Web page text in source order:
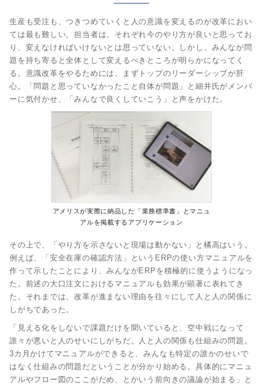
生産も受注も、つきつめていくと人の意識を変えるのが改革におい
ては最も難しい。担当者は、それぞれ今のやり方が良いと思ってお
り、変えなければいけないとは思っていない。しかし、みんなが問
題を持ち寄ると全体として変えるべきところが明らかになってく
る。意識改革をやるためには、まずトップのリーダーシップが肝
心。「問題と思っていなかったこと自体が問題」と細井氏がメンバ
ーに気付かせ、「みんなで良くしていこう」と声をかけた。
アメリスが実際に納品した「業務標準書」とマニュ
アルを掲載するアプリケーション
その上で、「やり方を示さないと現場は動かない」と橘高はいう。
例えば、「安全在庫の確認方法」というERPの使い方マニュアルを
作って示したことにより、みんながERPを積極的に使うようになっ
た。前述の大口注文におけるマニュアルも効果が顕著に表れてき
た。それまでは、改革が進まない理由を往々にして人と人の関係に
しがちであった。
「見える化をしないで課題だけを聞いていると、空中戦になって
誰々が悪いと人のせいにしがちだ。人と人の関係も仕組みの問題。
3カ月かけてマニュアルができると、みんなも特定の誰かのせいで
はなく仕組みの問題だということが分かり始める。具体的にマニュ
アルやフロー図のここがだめ、とかいう前向きの議論が始まる」と